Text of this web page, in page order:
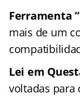
Ferramenta
mais de um
Lei em
voltadas para